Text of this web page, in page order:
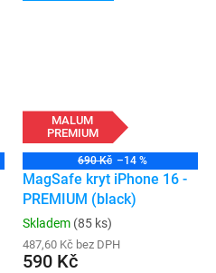
MALUM
PREMIUM
690 Kč –14 %
MagSafe kryt iPhone 16 -
PREMIUM (black)
Skladem (85 ks)
487,60 Kč bez DPH
590 Kč